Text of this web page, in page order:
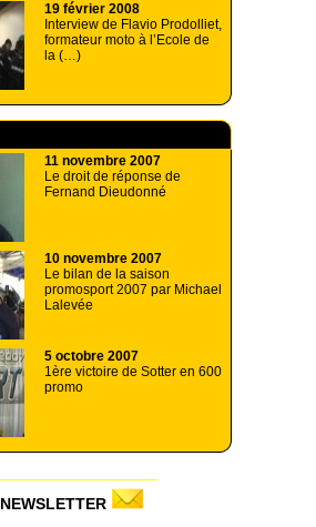
19 février 2008
Interview de Flavio Prodolliet,
formateur moto à l’Ecole de
la (…)
11 novembre 2007
Le droit de réponse de
Fernand Dieudonné
10 novembre 2007
Le bilan de la saison
promosport 2007 par Michael
Lalevée
5 octobre 2007
1ère victoire de Sotter en 600
promo
NEWSLETTER